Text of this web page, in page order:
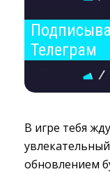
Телеграм
В игре тебя
обновлением